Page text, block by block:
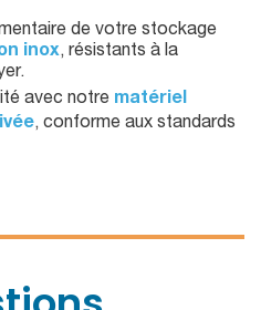
de votre stockage
inox, résistants à la
avec notre matériel
, conforme aux standards